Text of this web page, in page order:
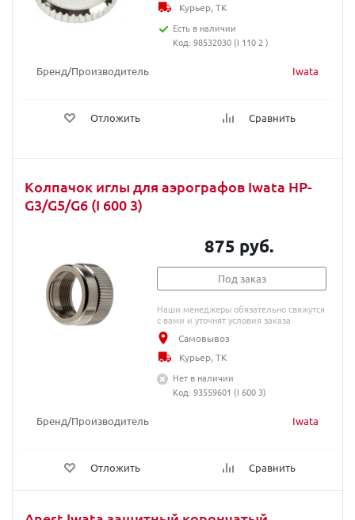
Бренд/Производитель Iwata
Отложить Сравнить
Курьер, ТК
Есть в наличии
Код: 98532030 (I 110 2 )
Колпачок иглы для аэрографов Iwata HP-
G3/G5/G6 (I 600 3)
Бренд/Производитель Iwata
Отложить Сравнить
875 руб.
Под заказ
Наши менеджеры обязательно свяжутся
с вами и уточнят условия заказа
Самовывоз
Курьер, ТК
Нет в наличии
Код: 93559601 (I 600 3)